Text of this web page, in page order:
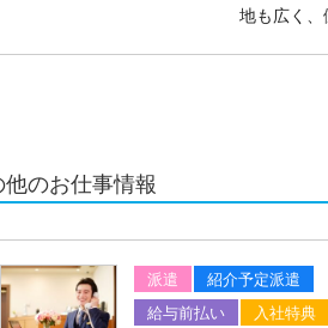
地も広く、
他のお仕事情報
派遣
紹介予定派遣
給与前払い
入社特典